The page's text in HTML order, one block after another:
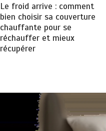
Le froid arrive : comment
bien choisir sa couverture
chauffante pour se
réchauffer et mieux
récupérer